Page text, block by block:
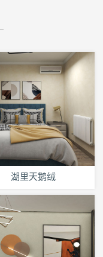
湖里天鹅绒